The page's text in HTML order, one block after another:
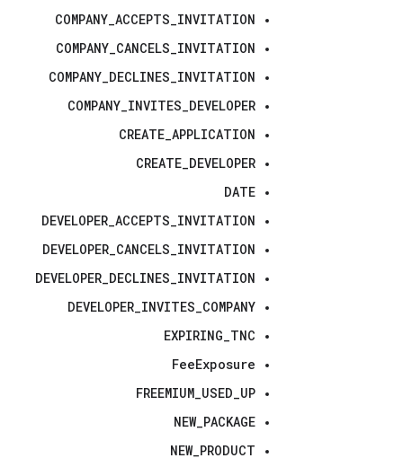
COMPANY_ACCEPTS_INVITATION
COMPANY_CANCELS_INVITATION
COMPANY_DECLINES_INVITATION
COMPANY_INVITES_DEVELOPER
CREATE_APPLICATION
CREATE_DEVELOPER
DATE
DEVELOPER_ACCEPTS_INVITATION
DEVELOPER_CANCELS_INVITATION
DEVELOPER_DECLINES_INVITATION
DEVELOPER_INVITES_COMPANY
EXPIRING_TNC
FeeExposure
FREEMIUM_USED_UP
NEW_PACKAGE
NEW_PRODUCT